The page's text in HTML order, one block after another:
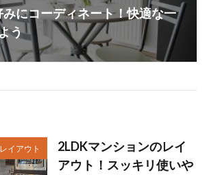
みにコーディネート！快適な一
う
レイアウト
2LDKマンションのレイ
アウト！スッキリ使いや